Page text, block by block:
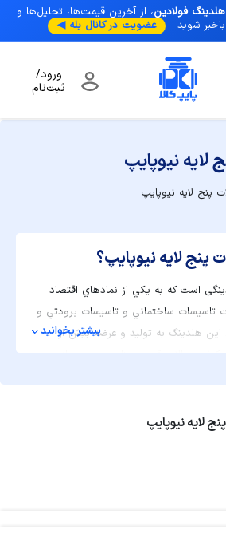
فولادین، از آخرین قیمت‌ها، تحلیل‌ها و
با‌خبر شوید
عضویت در کانال بله ◀
ورود/
ثبت‌نام
لوله و اتصالات پنج لایه نیوپایپ
لایه نیوپایپ
پنج لایه نیوپایپ؟
است که به يكي از نمادهاي اقتصاد
ساختماني و تاسيسات برودتي و
هلدینگ به توليد و عرضه بيش از
است. این شرکت یکی از معتبرترین
بیشتر بخوانید
لایه نیوپایپ